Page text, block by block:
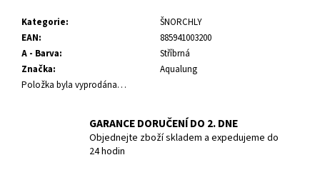
Kategorie:
ŠNORCHLY
EAN:
885941003200
A - Barva:
Stříbrná
Značka:
Aqualung
Položka byla vyprodána…
GARANCE DORUČENÍ DO 2. DNE
Objednejte zboží skladem a expedujeme do
24 hodin
o
u
u